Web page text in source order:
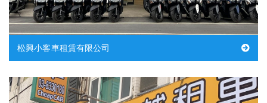
松興小客車租賃有限公司